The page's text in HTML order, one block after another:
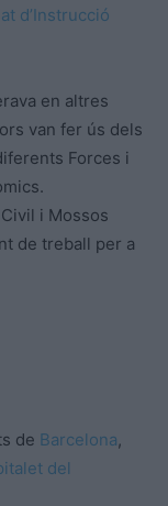
d’Instrucció
en altres
van fer ús dels
Forces i
i Mossos
de treball per a
de Barcelona,
del